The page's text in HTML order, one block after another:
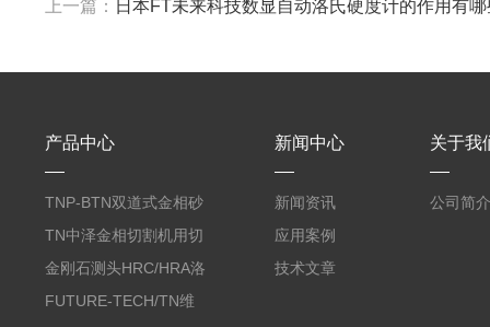
上一篇： 日本FT未来科技数显自动洛氏硬度计的作用有
产品中心
TNP-BTN双道式金相砂
带机/金相研磨机
TN中泽金相切割机用切
削油/金相冷却液
金刚石测头HRC/HRA洛
氏硬度计专用
FUTURE-TECH/TN维
新闻中心
新闻资讯
应用案例
技术文章
关于我
公司简介